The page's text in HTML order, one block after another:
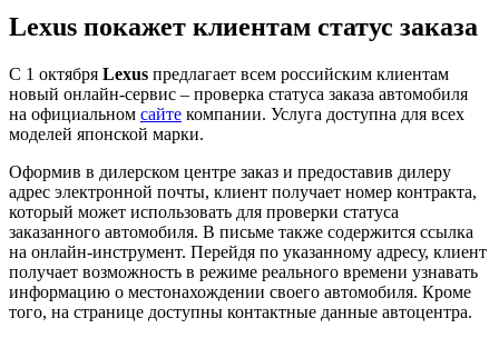
Lexus покажет клиентам статус заказа
С 1 октября Lexus предлагает всем российским клиентам
новый онлайн-сервис – проверка статуса заказа автомобиля
на официальном сайте компании. Услуга доступна для всех
моделей японской марки.
Оформив в дилерском центре заказ и предоставив дилеру
адрес электронной почты, клиент получает номер контракта,
который может использовать для проверки статуса
заказанного автомобиля. В письме также содержится ссылка
на онлайн-инструмент. Перейдя по указанному адресу, клиент
получает возможность в режиме реального времени узнавать
информацию о местонахождении своего автомобиля. Кроме
того, на странице доступны контактные данные автоцентра.